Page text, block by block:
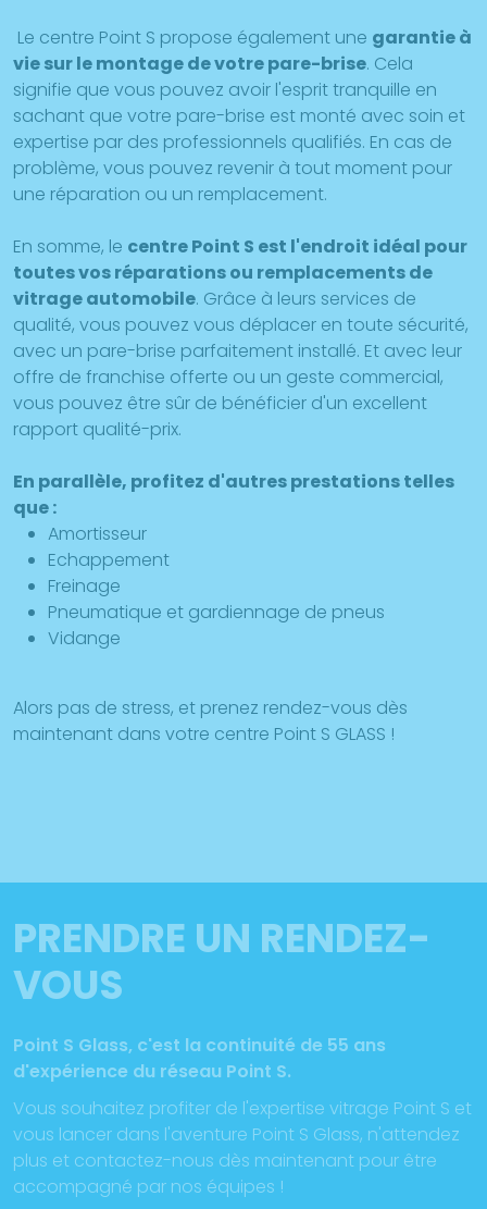
Le centre Point S propose également une garantie à
vie sur le montage de votre pare-brise. Cela
signifie que vous pouvez avoir l'esprit tranquille en
sachant que votre pare-brise est monté avec soin et
expertise par des professionnels qualifiés. En cas de
problème, vous pouvez revenir à tout moment pour
une réparation ou un remplacement.
En somme, le centre Point S est l'endroit idéal pour
toutes vos réparations ou remplacements de
vitrage automobile. Grâce à leurs services de
qualité, vous pouvez vous déplacer en toute sécurité,
avec un pare-brise parfaitement installé. Et avec leur
offre de franchise offerte ou un geste commercial,
vous pouvez être sûr de bénéficier d'un excellent
rapport qualité-prix.
En parallèle, profitez d'autres prestations telles
que :
Amortisseur
Echappement
Freinage
Pneumatique et gardiennage de pneus
Vidange
Alors pas de stress, et prenez rendez-vous dès
maintenant dans votre centre Point S GLASS !
PRENDRE UN RENDEZ-
VOUS
Point S Glass, c'est la continuité de 55 ans
d'expérience du réseau Point S.
Vous souhaitez profiter de l'expertise vitrage Point S et
vous lancer dans l'aventure Point S Glass, n'attendez
plus et contactez-nous dès maintenant pour être
accompagné par nos équipes !